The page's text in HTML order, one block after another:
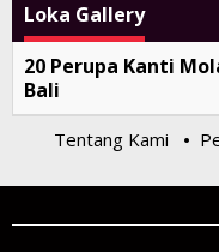
Loka Gallery
20 Perupa Kanti
Bali
Tentang Kami •